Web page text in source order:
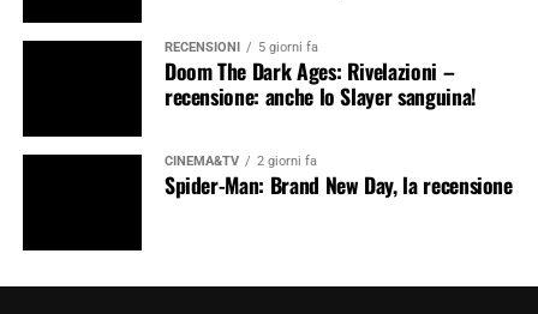
RECENSIONI 5 giorni fa
Doom The Dark Ages: Rivelazioni –
recensione: anche lo Slayer sanguina!
CINEMA&TV 2 giorni fa
Spider-Man: Brand New Day, la recensione